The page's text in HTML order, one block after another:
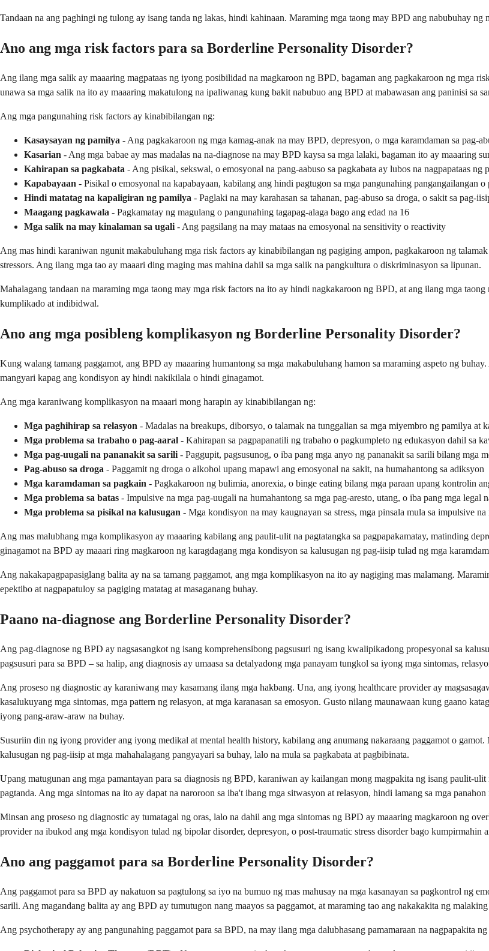
Tandaan na ang paghingi ng tulong ay isang tanda ng lakas, hindi kahinaan. Maraming mga taong may BPD ang nabubuhay ng
Ano ang mga risk factors para sa Borderline Personality Disorder?
Ang ilang mga salik ay maaaring magpataas ng iyong posibilidad na magkaroon ng BPD, bagaman ang pagkakaroon ng mga
unawa sa mga salik na ito ay maaaring makatulong na ipaliwanag kung bakit nabubuo ang BPD at mabawasan ang paninisi sa
Ang mga pangunahing risk factors ay kinabibilangan ng:
Kasaysayan ng pamilya - Ang pagkakaroon ng mga kamag-anak na may BPD, depresyon, o mga karamdaman sa pag-
Kasarian - Ang mga babae ay mas madalas na na-diagnose na may BPD kaysa sa mga lalaki, bagaman ito ay maaaring
Kahirapan sa pagkabata - Ang pisikal, sekswal, o emosyonal na pang-aabuso sa pagkabata ay lubos na nagpapataas ng
Kapabayaan - Pisikal o emosyonal na kapabayaan, kabilang ang hindi pagtugon sa mga pangunahing pangangailangan
Hindi matatag na kapaligiran ng pamilya - Paglaki na may karahasan sa tahanan, pag-abuso sa droga, o sakit sa pag-
Maagang pagkawala - Pagkamatay ng magulang o pangunahing tagapag-alaga bago ang edad na 16
Mga salik na may kinalaman sa ugali - Ang pagsilang na may mataas na emosyonal na sensitivity o reactivity
Ang mas hindi karaniwan ngunit makabuluhang mga risk factors ay kinabibilangan ng pagiging ampon, pagkakaroon ng
stressors. Ang ilang mga tao ay maaari ding maging mas mahina dahil sa mga salik na pangkultura o diskriminasyon sa lipunan.
Mahalagang tandaan na maraming mga taong may mga risk factors na ito ay hindi nagkakaroon ng BPD, at ang ilang mga
kumplikado at indibidwal.
Ano ang mga posibleng komplikasyon ng Borderline Personality Disorder?
Kung walang tamang paggamot, ang BPD ay maaaring humantong sa mga makabuluhang hamon sa maraming aspeto ng
mangyari kapag ang kondisyon ay hindi nakikilala o hindi ginagamot.
Ang mga karaniwang komplikasyon na maaari mong harapin ay kinabibilangan ng:
Mga paghihirap sa relasyon - Madalas na breakups, diborsyo, o talamak na tunggalian sa mga miyembro ng pamilya at
Mga problema sa trabaho o pag-aaral - Kahirapan sa pagpapanatili ng trabaho o pagkumpleto ng edukasyon dahil sa
Mga pag-uugali na pananakit sa sarili - Paggupit, pagsusunog, o iba pang mga anyo ng pananakit sa sarili bilang mga
Pag-abuso sa droga - Paggamit ng droga o alkohol upang mapawi ang emosyonal na sakit, na humahantong sa adiksyon
Mga karamdaman sa pagkain - Pagkakaroon ng bulimia, anorexia, o binge eating bilang mga paraan upang kontrolin
Mga problema sa batas - Impulsive na mga pag-uugali na humahantong sa mga pag-aresto, utang, o iba pang mga legal
Mga problema sa pisikal na kalusugan - Mga kondisyon na may kaugnayan sa stress, mga pinsala mula sa impulsive
Ang mas malubhang mga komplikasyon ay maaaring kabilang ang paulit-ulit na pagtatangka sa pagpapakamatay, matinding
ginagamot na BPD ay maaari ring magkaroon ng karagdagang mga kondisyon sa kalusugan ng pag-iisip tulad ng mga
Ang nakakapagpapasiglang balita ay na sa tamang paggamot, ang mga komplikasyon na ito ay nagiging mas malamang.
epektibo at nagpapatuloy sa pagiging matatag at masaganang buhay.
Paano na-diagnose ang Borderline Personality Disorder?
Ang pag-diagnose ng BPD ay nagsasangkot ng isang komprehensibong pagsusuri ng isang kwalipikadong propesyonal sa
pagsusuri para sa BPD – sa halip, ang diagnosis ay umaasa sa detalyadong mga panayam tungkol sa iyong mga sintomas,
Ang proseso ng diagnostic ay karaniwang may kasamang ilang mga hakbang. Una, ang iyong healthcare provider ay
kasalukuyang mga sintomas, mga pattern ng relasyon, at mga karanasan sa emosyon. Gusto nilang maunawaan kung gaano
iyong pang-araw-araw na buhay.
Susuriin din ng iyong provider ang iyong medikal at mental health history, kabilang ang anumang nakaraang paggamot o
kalusugan ng pag-iisip at mga mahahalagang pangyayari sa buhay, lalo na mula sa pagkabata at pagbibinata.
Upang matugunan ang mga pamantayan para sa diagnosis ng BPD, karaniwan ay kailangan mong magpakita ng isang paulit-
pagtanda. Ang mga sintomas na ito ay dapat na naroroon sa iba't ibang mga sitwasyon at relasyon, hindi lamang sa mga
Minsan ang proseso ng diagnostic ay tumatagal ng oras, lalo na dahil ang mga sintomas ng BPD ay maaaring magkaroon ng
provider na ibukod ang mga kondisyon tulad ng bipolar disorder, depresyon, o post-traumatic stress disorder bago kumpirmahin
Ano ang paggamot para sa Borderline Personality Disorder?
Ang paggamot para sa BPD ay nakatuon sa pagtulong sa iyo na bumuo ng mas mahusay na mga kasanayan sa pagkontrol ng
sarili. Ang magandang balita ay ang BPD ay tumutugon nang maayos sa paggamot, at maraming tao ang nakakakita ng
Ang psychotherapy ay ang pangunahing paggamot para sa BPD, na may ilang mga dalubhasang pamamaraan na nagpapakita ng